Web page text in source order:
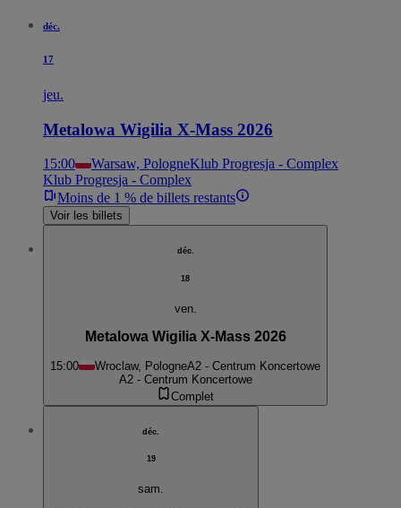
déc.
17
jeu.
Metalowa Wigilia X-Mass 2026
15:00 Warsaw, PologneKlub Progresja - Complex
Klub Progresja - Complex
Moins de 1 % de billets restants
Voir les billets
déc.
18
ven.
Metalowa Wigilia X-Mass 2026
15:00 Wroclaw, PologneA2 - Centrum Koncertowe
A2 - Centrum Koncertowe
Complet
déc.
19
sam.